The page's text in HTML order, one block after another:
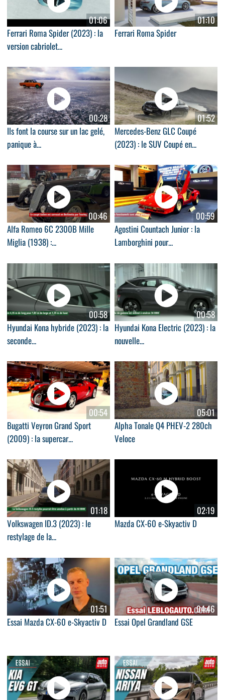
01:06
Ferrari Roma Spider (2023) : la
version cabriolet...
01:10
Ferrari Roma Spider
00:28
Ils font la course sur un lac gelé,
panique à...
01:52
Mercedes-Benz GLC Coupé
(2023) : le SUV Coupé en...
00:46
Alfa Romeo 6C 2300B Mille
Miglia (1938) :...
00:59
Agostini Countach Junior : la
Lamborghini pour...
00:58
Hyundai Kona hybride (2023) : la
seconde...
00:58
Hyundai Kona Electric (2023) : la
nouvelle...
00:54
Bugatti Veyron Grand Sport
(2009) : la supercar...
05:01
Alpha Tonale Q4 PHEV-2 280ch
Veloce
01:18
Volkswagen ID.3 (2023) : le
restylage de la...
02:19
Mazda CX-60 e-Skyactiv D
01:51
Essai Mazda CX-60 e-Skyactiv D
04:46
Essai Opel Grandland GSE